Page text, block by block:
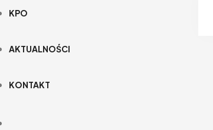
KPO
AKTUALNOŚCI
KONTAKT